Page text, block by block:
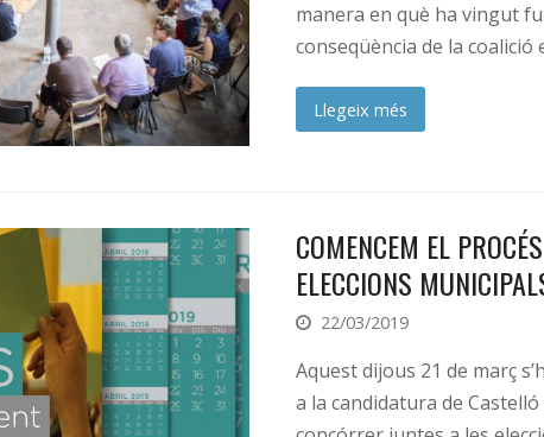
manera en què ha vingut
conseqüència de la
Llegeix més
COMENCEM EL
ELECCIONS
22/03/2019
Aquest dijous 21 de març
a la candidatura de